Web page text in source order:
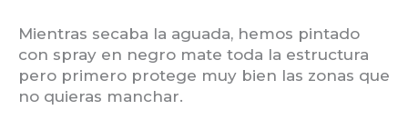
Mientras secaba la aguada, hemos pintado
con spray en negro mate toda la estructura
pero primero protege muy bien las zonas que
no quieras manchar.